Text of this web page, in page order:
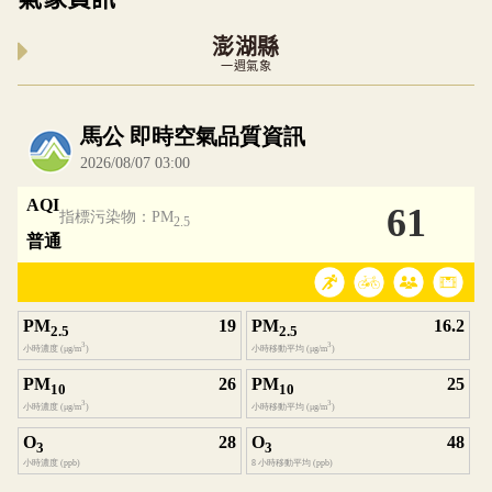
澎湖縣
一週氣象
內嵌空氣品質小工具為視覺預覽，完整即時空